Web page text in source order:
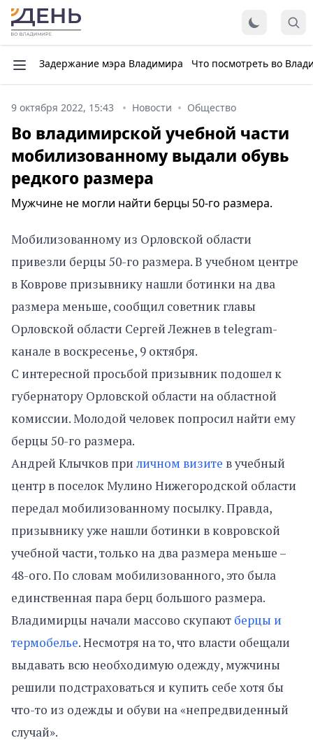
Задержание мэра Владимира Что посмотреть во
9 октября 2022, 15:43 Новости Общество
Во владимирской учебной части
мобилизованному выдали обувь
редкого размера
Мужчине не могли найти берцы 50-го размера.
Мобилизованному из Орловской области
привезли берцы 50-го размера. В учебном центре
в Коврове призывнику нашли ботинки на два
размера меньше, сообщил советник главы
Орловской области Сергей Лежнев в telegram-
канале в воскресенье, 9 октября.
С интересной просьбой призывник подошел к
губернатору Орловской области на областной
комиссии. Молодой человек попросил найти ему
берцы 50-го размера.
Андрей Клычков при личном визите в учебный
центр в поселок Мулино Нижегородской области
передал мобилизованному посылку. Правда,
призывнику уже нашли ботинки в ковровской
учебной части, только на два размера меньше –
48-ого. По словам мобилизованного, это была
единственная пара берц большого размера.
Владимирцы начали массово скупают берцы и
термобелье. Несмотря на то, что власти обещали
выдавать всю необходимую одежду, мужчины
решили подстраховаться и купить себе хотя бы
что-то из одежды и обуви на «непредвиденный
случай».